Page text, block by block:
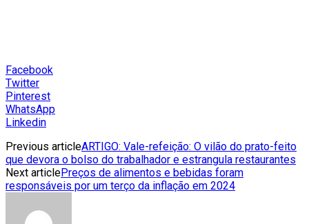
Facebook
Twitter
Pinterest
WhatsApp
Linkedin
Previous articleARTIGO: Vale-refeição: O vilão do prato-feito
que devora o bolso do trabalhador e estrangula restaurantes
Next articlePreços de alimentos e bebidas foram
responsáveis por um terço da inflação em 2024